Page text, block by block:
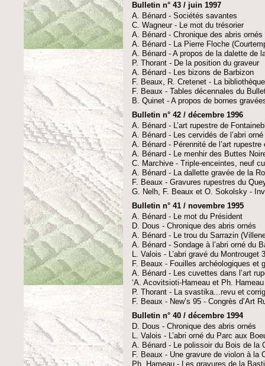
Bulletin n° 43 / juin 1997
A. Bénard - Sociétés savantes
C. Wagneur - Le mot du trésorier
A. Bénard - Chronique des abris ornés
A. Bénard - La Pierre Floche
A. Bénard - A propos de la dalette de
P. Thorant - De la position du graveur
A. Bénard - Les bizons de Barbizon
F. Beaux, R. Cretenet - La
F. Beaux - Tables décennales du
B. Quinet - A propos de bornes
Bulletin n° 42 / décembre 1996
A. Bénard - L’art rupestre de
A. Bénard - Les cervidés de l’abri
A. Bénard - Pérennité de l’art
A. Bénard - Le menhir des Buttes
C. Marchive - Triple-enceintes, neuf
A. Bénard - La dallette gravée de la
F. Beaux - Gravures rupestres du
G. Nelh, F. Beaux et O. Sokolsky -
Bulletin n° 41 / novembre 1995
A. Bénard - Le mot du Président
D. Dous - Chronique des abris ornés
A. Bénard - Le trou du Sarrazin
A. Bénard - Sondage à l’abri orné du
L. Valois - L’abri gravé du
F. Beaux - Fouilles archéologiques et
A. Bénard - Les cuvettes dans l’art
‘A. Acovitsioti-Hameau et Ph.
P. Thorant - La svastika...revu et
F. Beaux - New’s 95 - Congrès d’Art
Bulletin n° 40 / décembre 1994
D. Dous - Chronique des abris ornés
L. Valois - L’abri orné du Parc aux
A. Bénard - Le polissoir du Bois de la
F. Beaux - Une gravure de violon à la
Ph. Hameau - Les gravures de la